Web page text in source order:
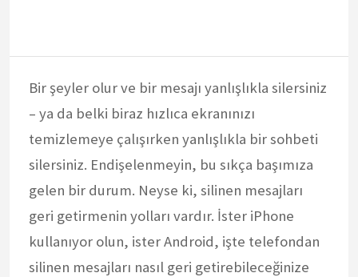
Bir şeyler olur ve bir mesajı yanlışlıkla silersiniz
– ya da belki biraz hızlıca ekranınızı
temizlemeye çalışırken yanlışlıkla bir sohbeti
silersiniz. Endişelenmeyin, bu sıkça başımıza
gelen bir durum. Neyse ki, silinen mesajları
geri getirmenin yolları vardır. İster iPhone
kullanıyor olun, ister Android, işte telefondan
silinen mesajları nasıl geri getirebileceğinize